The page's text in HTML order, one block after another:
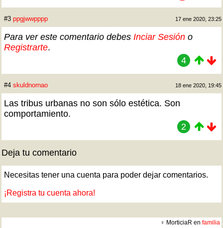
#3 ppgjwwpppp 17 ene 2020, 23:25
Para ver este comentario debes Inciar Sesión o
Registrarte.
4
#4 skuldnornao 18 ene 2020, 19:45
Las tribus urbanas no son sólo estética. Son
comportamiento.
2
Deja tu comentario
Necesitas tener una cuenta para poder dejar comentarios.
¡Registra tu cuenta ahora!
♀ MorticiaR en familia